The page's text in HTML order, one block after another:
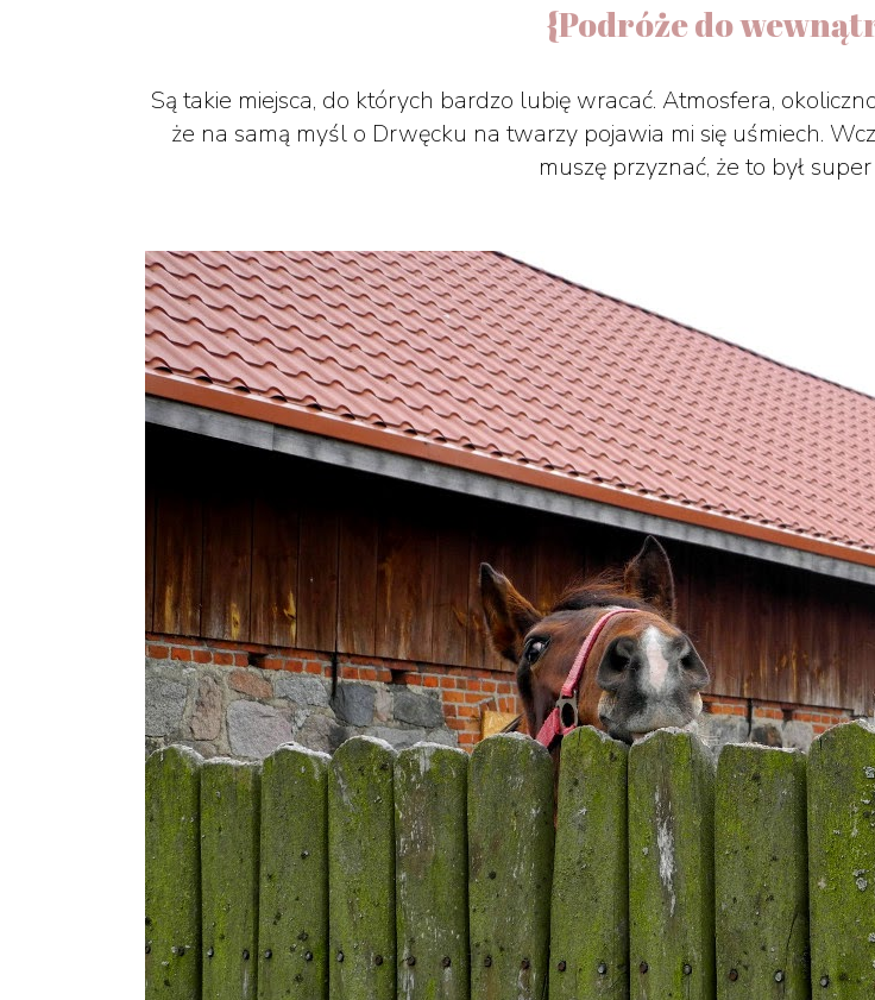
{Podróże do
Są takie miejsca, do których bardzo lubię wracać. Atmosfera,
że na samą myśl o Drwęcku na twarzy pojawia mi się uśmiech.
muszę przyznać, że to był